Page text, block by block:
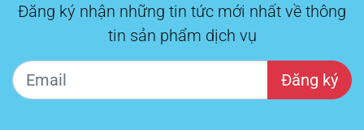
Đăng ký nhận những tin tức mới nhất về thông
tin sản phẩm dịch vụ
Đăng ký